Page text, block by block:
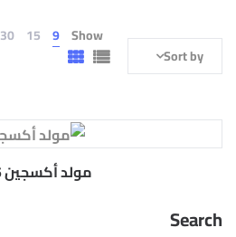
Show
9
15
30
Sort by
مولد أكسجين 5 لتر
Search